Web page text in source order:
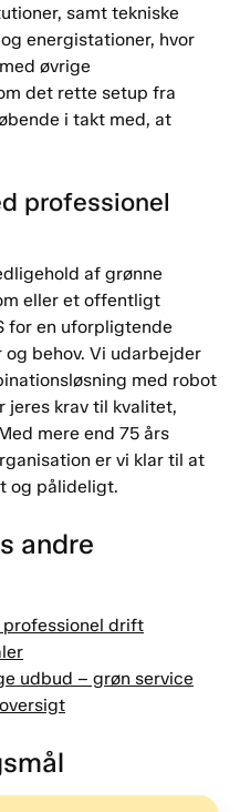
samt tekniske
energistationer, hvor
øvrige
det rette setup fra
i takt med, at
professionel
af grønne
eller et offentligt
for en uforpligtende
behov. Vi udarbejder
med robot
jeres krav til kvalitet,
mere end 75 års
er vi klar til at
og pålideligt.
andre
drift
udbud – grøn service